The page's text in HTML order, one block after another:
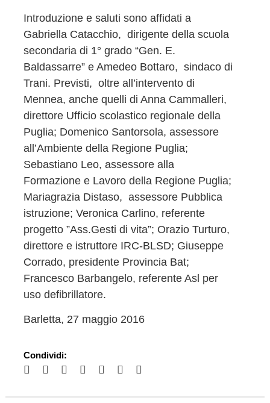
Introduzione e saluti sono affidati a
Gabriella Catacchio, dirigente della scuola
secondaria di 1° grado “Gen. E.
Baldassarre” e Amedeo Bottaro, sindaco di
Trani. Previsti, oltre all’intervento di
Mennea, anche quelli di Anna Cammalleri,
direttore Ufficio scolastico regionale della
Puglia; Domenico Santorsola, assessore
all’Ambiente della Regione Puglia;
Sebastiano Leo, assessore alla
Formazione e Lavoro della Regione Puglia;
Mariagrazia Distaso, assessore Pubblica
istruzione; Veronica Carlino, referente
progetto ”Ass.Gesti di vita”; Orazio Turturo,
direttore e istruttore IRC-BLSD; Giuseppe
Corrado, presidente Provincia Bat;
Francesco Barbangelo, referente Asl per
uso defibrillatore.
Barletta, 27 maggio 2016
Condividi: